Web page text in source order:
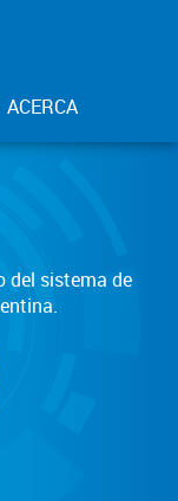
ACERCA
del sistema de